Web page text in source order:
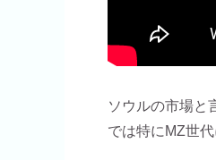
ソウルの市場と
では特にMZ世